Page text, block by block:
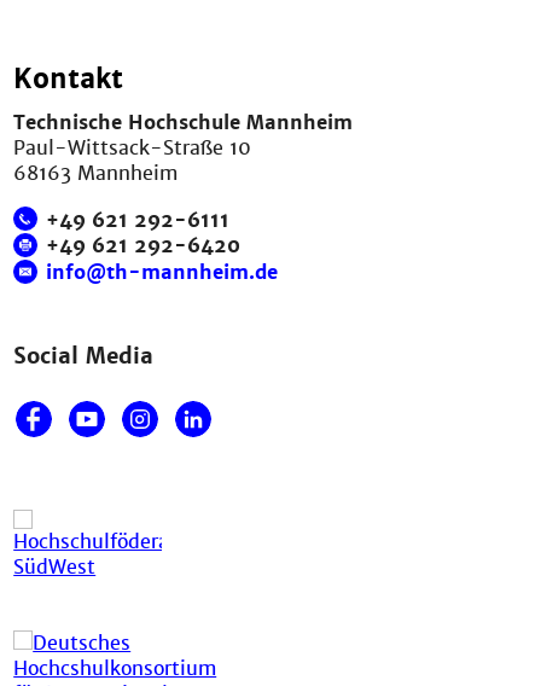
Kontakt
Technische Hochschule Mannheim
Paul-Wittsack-Straße 10
68163 Mannheim
+49 621 292-6111
+49 621 292-6420
info@th-mannheim.de
Social Media